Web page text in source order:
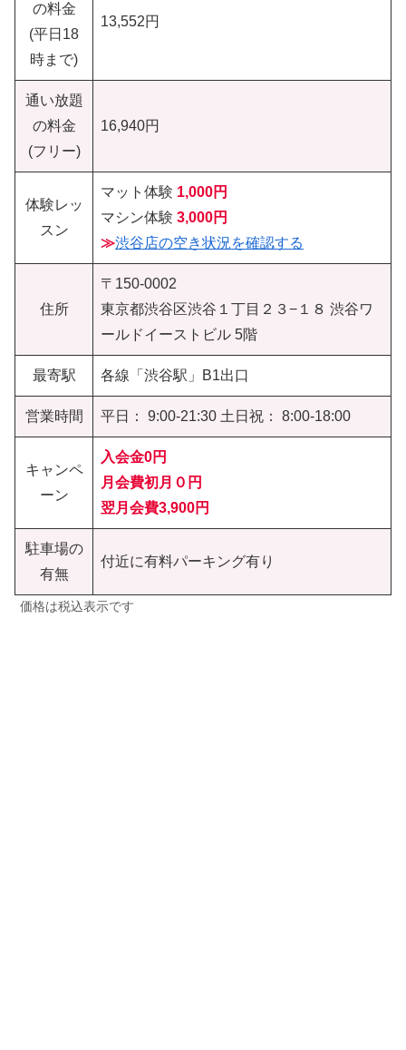
の料金
(平日18
時まで)
13,552円
通い放題
の料金
(フリー)
16,940円
体験レッ
スン
マット体験 1,000円
マシン体験 3,000円
≫渋谷店の空き状況を確認する
住所
〒150-0002
東京都渋谷区渋谷１丁目２３−１８ 渋谷ワ
ールドイーストビル 5階
最寄駅 各線「渋谷駅」B1出口
営業時間 平日： 9:00-21:30 土日祝： 8:00-18:00
キャンペ
ーン
入会金0円
月会費初月０円
翌月会費3,900円
駐車場の
有無
付近に有料パーキング有り
価格は税込表示です